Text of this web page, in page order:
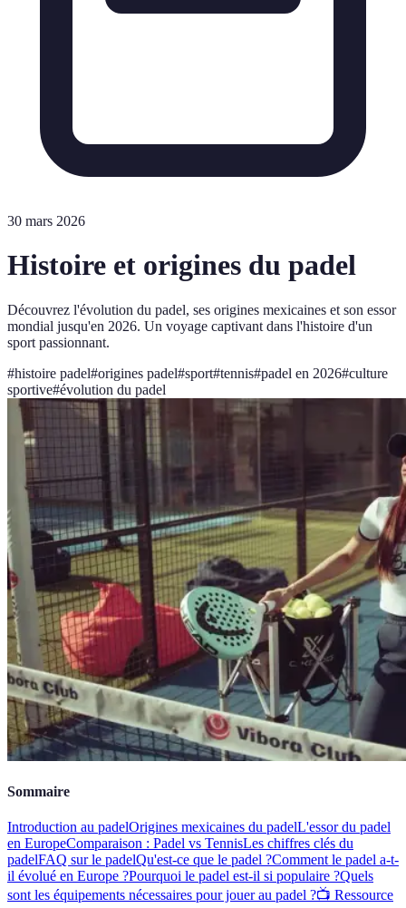
30 mars 2026
Histoire et origines du padel
Découvrez l'évolution du padel, ses origines mexicaines et son essor
mondial jusqu'en 2026. Un voyage captivant dans l'histoire d'un
sport passionnant.
#histoire padel#origines padel#sport#tennis#padel en 2026#culture
sportive#évolution du padel
Sommaire
Introduction au padelOrigines mexicaines du padelL'essor du padel
en EuropeComparaison : Padel vs TennisLes chiffres clés du
padelFAQ sur le padelQu'est-ce que le padel ?Comment le padel a-t-
il évolué en Europe ?Pourquoi le padel est-il si populaire ?Quels
sont les équipements nécessaires pour jouer au padel ?📺 Ressource